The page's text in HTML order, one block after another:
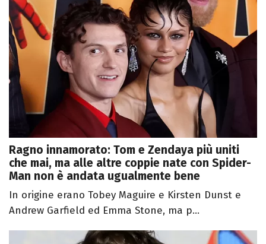
Ragno innamorato: Tom e Zendaya più uniti
che mai, ma alle altre coppie nate con Spider-
Man non è andata ugualmente bene
In origine erano Tobey Maguire e Kirsten Dunst e
Andrew Garfield ed Emma Stone, ma p...